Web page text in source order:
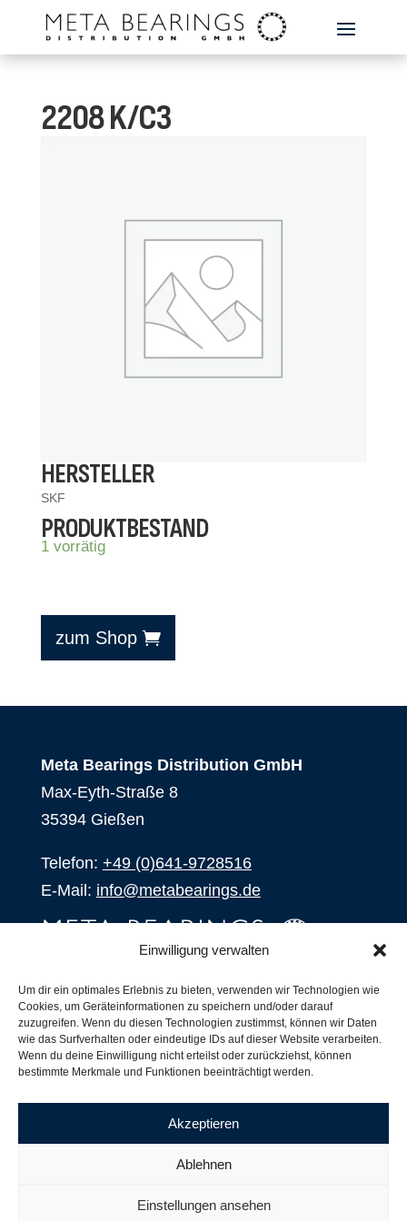
Einwilligung verwalten
Um dir ein optimales Erlebnis zu bieten, verwenden wir Technologien wie
Cookies, um Geräteinformationen zu speichern und/oder darauf
zuzugreifen. Wenn du diesen Technologien zustimmst, können wir Daten
wie das Surfverhalten oder eindeutige IDs auf dieser Website verarbeiten.
Wenn du deine Einwilligung nicht erteilst oder zurückziehst, können
bestimmte Merkmale und Funktionen beeinträchtigt werden.
Akzeptieren
Ablehnen
Einstellungen ansehen
2208 K/C3
HERSTELLER
SKF
PRODUKTBESTAND
1 vorrätig
zum Shop
Meta Bearings Distribution GmbH
Max-Eyth-Straße 8
35394 Gießen
Telefon: +49 (0)641-9728516
E-Mail: info@metabearings.de
SHOP
Produkte
Unsere Partner
Versand, Lieferung und Produktbestand
Nachsetzzeichen für Wälzlager